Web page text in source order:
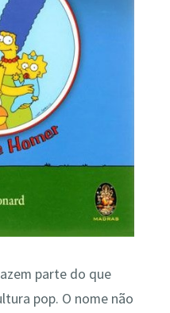
parte do que
pop. O nome não